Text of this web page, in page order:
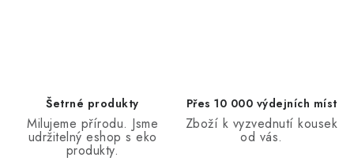
Šetrné produkty
Milujeme přírodu. Jsme
udržitelný eshop s eko
produkty.
Přes 10 000 výdejních míst
Zboží k vyzvednutí kousek
od vás.